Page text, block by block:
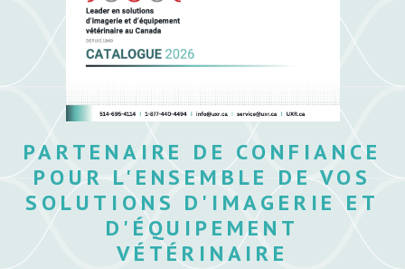
PARTENAIRE DE CONFIANCE
POUR L'ENSEMBLE DE VOS
SOLUTIONS D'IMAGERIE ET
D'ÉQUIPEMENT
VÉTÉRINAIRE